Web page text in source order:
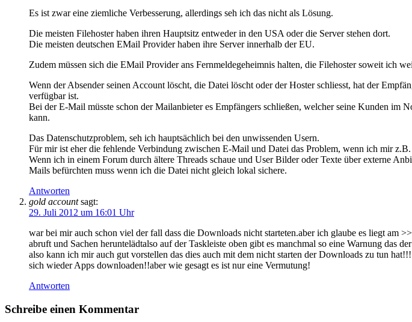
Es ist zwar eine ziemliche Verbesserung, allerdings seh ich das nicht als Lösung.
Die meisten Filehoster haben ihren Hauptsitz entweder in den USA oder die Server stehen dort.
Die meisten deutschen EMail Provider haben ihre Server innerhalb der EU.
Zudem müssen sich die EMail Provider ans Fernmeldegeheimnis halten, die Filehoster soweit ich
Wenn der Absender seinen Account löscht, die Datei löscht oder der Hoster schliesst, hat der
verfügbar ist.
Bei der E-Mail müsste schon der Mailanbieter es Empfängers schließen, welcher seine Kunden
kann.
Das Datenschutzproblem, seh ich hauptsächlich bei den unwissenden Usern.
Für mir ist eher die fehlende Verbindung zwischen E-Mail und Datei das Problem, wenn ich mir
Wenn ich in einem Forum durch ältere Threads schaue und User Bilder oder Texte über externe
Mails befürchten muss wenn ich die Datei nicht gleich lokal sichere.
Antworten
gold account sagt:
29. Juli 2012 um 16:01 Uhr
war bei mir auch schon viel der fall dass die Downloads nicht starteten.aber ich glaube es liegt
abruft und Sachen heruntelädtalso auf der Taskleiste oben gibt es manchmal so eine Warnung das
also kann ich mir auch gut vorstellen das dies auch mit dem nicht starten der Downloads zu tun
sich wieder Apps downloaden!!aber wie gesagt es ist nur eine Vermutung!
Antworten
Schreibe einen Kommentar